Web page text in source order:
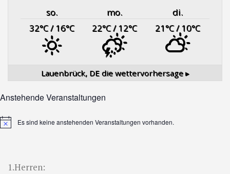
so. mo.
di.
32°C/ 16°C 22°C/ 12°C 21°C/ 10°C
Lauenbrück, DEdie wettervorhersage ▸
Anstehende Veranstaltungen
HinweisEs sind keine anstehenden Veranstaltungen vorhanden.
1.Herren: